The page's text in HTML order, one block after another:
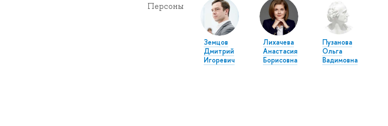
Персоны
Земцов
Дмитрий
Игоревич
Лихачева
Анастасия
Борисовна
Пузанова
Ольга
Вадимовна